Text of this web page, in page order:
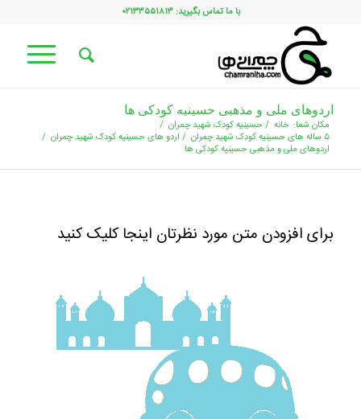
با ما تماس بگیرید: ۰۲۱۳۳۵۵۱۸۱۳
اردوهای ملی و مذهبی حسینیه کودکی ها
مکان شما: خانه /حسینیه کودک شهید چمران /
۵ ساله های حسینیه کودک شهید چمران
/ اردو های حسینیه کودک شهید چمران /
اردوهای ملی و مذهبی حسینیه کودکی ها
برای افزودن متن مورد نظرتان اینجا کلیک کنید